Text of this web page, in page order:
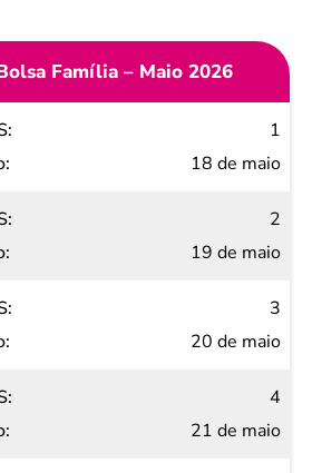
Família – Maio 2026
1
18 de maio
2
19 de maio
3
20 de maio
4
21 de maio